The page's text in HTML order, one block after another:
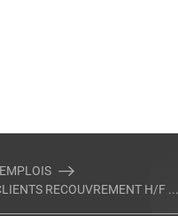
EMPLOIS
RECOUVREMENT H/F ...